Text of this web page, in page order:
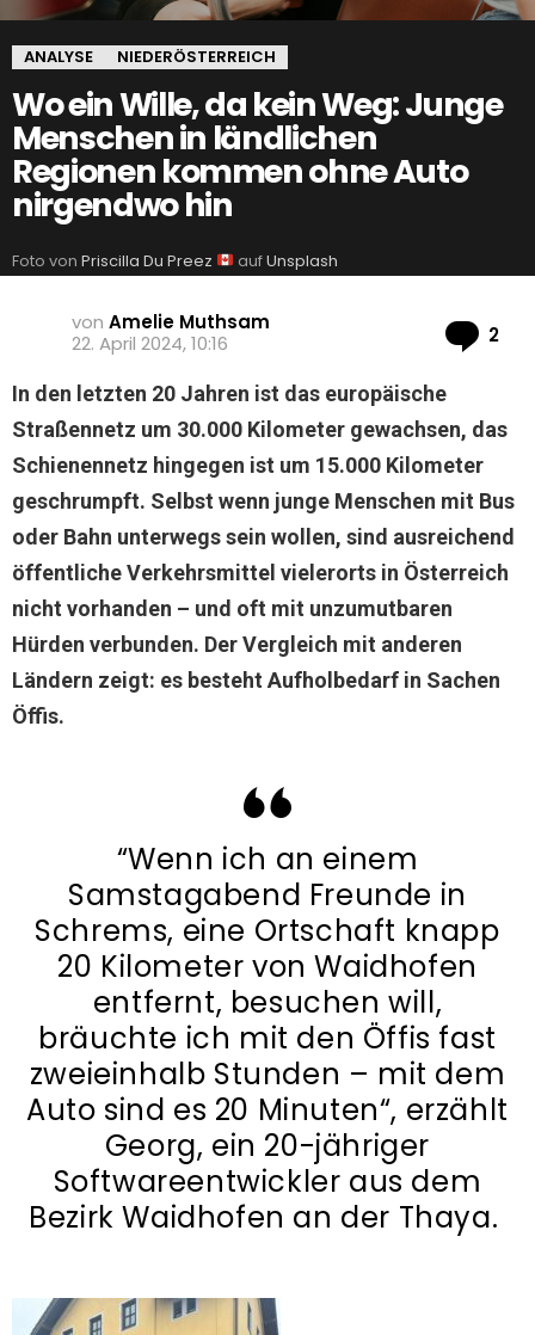
ANALYSE NIEDERÖSTERREICH
Wo ein Wille, da kein Weg: Junge
Menschen in ländlichen
Regionen kommen ohne Auto
nirgendwo hin
Foto von Priscilla Du Preez aufUnsplash
von Amelie Muthsam
22. April 2024, 10:16
2
In den letzten 20 Jahren ist das europäische
Straßennetz um 30.000 Kilometer gewachsen, das
Schienennetz hingegen ist um 15.000 Kilometer
geschrumpft. Selbst wenn junge Menschen mit Bus
oder Bahn unterwegs sein wollen, sind ausreichend
öffentliche Verkehrsmittel vielerorts in Österreich
nicht vorhanden – und oft mit unzumutbaren
Hürden verbunden. Der Vergleich mit anderen
Ländern zeigt: es besteht Aufholbedarf in Sachen
Öffis.
“Wenn ich an einem
Samstagabend Freunde in
Schrems, eine Ortschaft knapp
20 Kilometer von Waidhofen
entfernt, besuchen will,
bräuchte ich mit den Öffis fast
zweieinhalb Stunden – mit dem
Auto sind es 20 Minuten“, erzählt
Georg, ein 20-jähriger
Softwareentwickler aus dem
Bezirk Waidhofen an der Thaya.